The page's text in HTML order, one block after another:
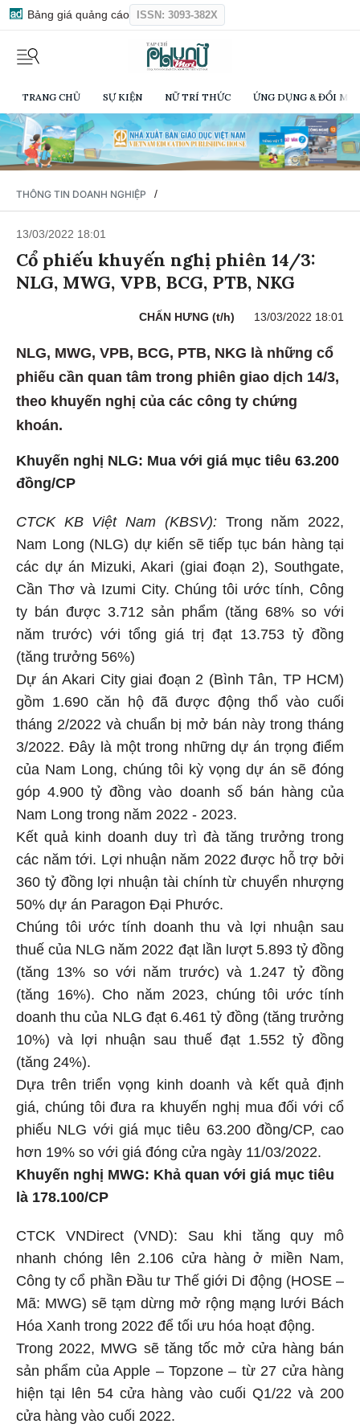
Bảng giá quảng cáo ISSN: 3093-382X
TRANG CHỦ SỰ KIỆN NỮ TRÍ THỨC ỨNG DỤNG & ĐỔI
THÔNG TIN DOANH NGHIỆP /
13/03/2022 18:01
Cổ phiếu khuyến nghị phiên 14/3:
NLG, MWG, VPB, BCG, PTB, NKG
CHẤN HƯNG (t/h) 13/03/2022 18:01
NLG, MWG, VPB, BCG, PTB, NKG là những cổ
phiếu cần quan tâm trong phiên giao dịch 14/3,
theo khuyến nghị của các công ty chứng
khoán.
Khuyến nghị NLG: Mua với giá mục tiêu 63.200
đồng/CP
CTCK KB Việt Nam (KBSV):
Trong năm 2022,
Nam Long (NLG) dự kiến sẽ tiếp tục bán hàng tại
các dự án Mizuki, Akari (giai đoạn 2), Southgate,
Cần Thơ và Izumi City. Chúng tôi ước tính, Công
ty bán được 3.712 sản phẩm (tăng 68% so với
năm trước) với tổng giá trị đạt 13.753 tỷ đồng
(tăng trưởng 56%)
Dự án Akari City giai đoạn 2 (Bình Tân, TP HCM)
gồm 1.690 căn hộ đã được động thổ vào cuối
tháng 2/2022 và chuẩn bị mở bán này trong tháng
3/2022. Đây là một trong những dự án trọng điểm
của Nam Long, chúng tôi kỳ vọng dự án sẽ đóng
góp 4.900 tỷ đồng vào doanh số bán hàng của
Nam Long trong năm 2022 - 2023.
Kết quả kinh doanh duy trì đà tăng trưởng trong
các năm tới. Lợi nhuận năm 2022 được hỗ trợ bởi
360 tỷ đồng lợi nhuận tài chính từ chuyển nhượng
50% dự án Paragon Đại Phước.
Chúng tôi ước tính doanh thu và lợi nhuận sau
thuế của NLG năm 2022 đạt lần lượt 5.893 tỷ đồng
(tăng 13% so với năm trước) và 1.247 tỷ đồng
(tăng 16%). Cho năm 2023, chúng tôi ước tính
doanh thu của NLG đạt 6.461 tỷ đồng (tăng trưởng
10%) và lợi nhuận sau thuế đạt 1.552 tỷ đồng
(tăng 24%).
Dựa trên triển vọng kinh doanh và kết quả định
giá, chúng tôi đưa ra khuyến nghị mua đối với cổ
phiếu NLG với giá mục tiêu 63.200 đồng/CP, cao
hơn 19% so với giá đóng cửa ngày 11/03/2022.
Khuyến nghị MWG: Khả quan với giá mục tiêu
là 178.100/CP
CTCK VNDirect (VND): Sau khi tăng quy mô
nhanh chóng lên 2.106 cửa hàng ở miền Nam,
Công ty cổ phần Đầu tư Thế giới Di động (HOSE –
Mã: MWG) sẽ tạm dừng mở rộng mạng lưới Bách
Hóa Xanh trong 2022 để tối ưu hóa hoạt động.
Trong 2022, MWG sẽ tăng tốc mở cửa hàng bán
sản phẩm của Apple – Topzone – từ 27 cửa hàng
hiện tại lên 54 cửa hàng vào cuối Q1/22 và 200
cửa hàng vào cuối 2022.